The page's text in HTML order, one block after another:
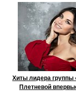
Хиты лидера
Плетневой